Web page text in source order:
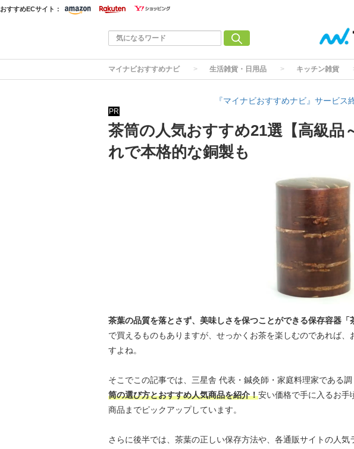
おすすめECサイト：
マイナビおすすめナビ 生活雑貨・日用品 キッチン雑貨
『マイナビおすすめナビ』サービス
PR
茶筒の人気おすすめ21選【高級品
れで本格的な銅製も
茶葉の品質を落とさず、美味しさを保つことができる保存容器「
で買えるものもありますが、せっかくお茶を楽しむのであれば
すよね。
そこでこの記事では、三星舎 代表・鍼灸師・家庭料理家である
筒の選び方とおすすめ人気商品を紹介！安い価格で手に入るお手
商品までピックアップしています。
さらに後半では、茶葉の正しい保存方法や、各通販サイトの人